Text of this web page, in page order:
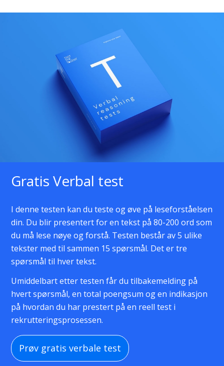
Gratis Verbal test
I denne testen kan du teste og øve på leseforståelsen
din. Du blir presentert for en tekst på 80-200 ord som
du må lese nøye og forstå. Testen består av 5 ulike
tekster med til sammen 15 spørsmål. Det er tre
spørsmål til hver tekst.
Umiddelbart etter testen får du tilbakemelding på
hvert spørsmål, en total poengsum og en indikasjon
på hvordan du har prestert på en reell test i
rekrutteringsprosessen.
Prøv gratis verbale test